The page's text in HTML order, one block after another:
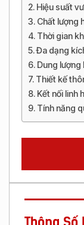
Hiệu suất
Chất lượng
Thời gian
Đa dạng
Dung lượng
Thiết kế
Kết nối linh
Tính năng